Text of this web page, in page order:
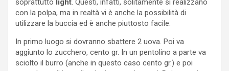
con la polpa, ma in realtà vi è anche la possibilità di
utilizzare la buccia ed è anche piuttosto facile.
In primo luogo si dovranno sbattere 2 uova. Poi va
aggiunto lo zucchero, cento gr. In un pentolino a parte va
sciolto il burro (anche in questo caso cento gr.) e poi